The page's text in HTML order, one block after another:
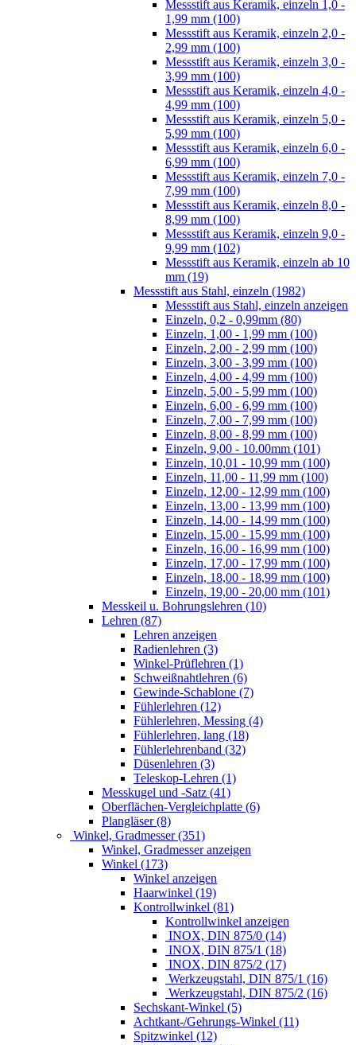
Messstift aus Keramik, einzeln 1,0 -
1,99 mm (100)
Messstift aus Keramik, einzeln 2,0 -
2,99 mm (100)
Messstift aus Keramik, einzeln 3,0 -
3,99 mm (100)
Messstift aus Keramik, einzeln 4,0 -
4,99 mm (100)
Messstift aus Keramik, einzeln 5,0 -
5,99 mm (100)
Messstift aus Keramik, einzeln 6,0 -
6,99 mm (100)
Messstift aus Keramik, einzeln 7,0 -
7,99 mm (100)
Messstift aus Keramik, einzeln 8,0 -
8,99 mm (100)
Messstift aus Keramik, einzeln 9,0 -
9,99 mm (102)
Messstift aus Keramik, einzeln ab 10
mm (19)
Messstift aus Stahl, einzeln (1982)
Messstift aus Stahl, einzeln anzeigen
Einzeln, 0,2 - 0,99mm (80)
Einzeln, 1,00 - 1,99 mm (100)
Einzeln, 2,00 - 2,99 mm (100)
Einzeln, 3,00 - 3,99 mm (100)
Einzeln, 4,00 - 4,99 mm (100)
Einzeln, 5,00 - 5,99 mm (100)
Einzeln, 6,00 - 6,99 mm (100)
Einzeln, 7,00 - 7,99 mm (100)
Einzeln, 8,00 - 8,99 mm (100)
Einzeln, 9,00 - 10.00mm (101)
Einzeln, 10,01 - 10,99 mm (100)
Einzeln, 11,00 - 11,99 mm (100)
Einzeln, 12,00 - 12,99 mm (100)
Einzeln, 13,00 - 13,99 mm (100)
Einzeln, 14,00 - 14,99 mm (100)
Einzeln, 15,00 - 15,99 mm (100)
Einzeln, 16,00 - 16,99 mm (100)
Einzeln, 17,00 - 17,99 mm (100)
Einzeln, 18,00 - 18,99 mm (100)
Einzeln, 19,00 - 20,00 mm (101)
Messkeil u. Bohrungslehren (10)
Lehren (87)
Lehren anzeigen
Radienlehren (3)
Winkel-Prüflehren (1)
Schweißnahtlehren (6)
Gewinde-Schablone (7)
Fühlerlehren (12)
Fühlerlehren, Messing (4)
Fühlerlehren, lang (18)
Fühlerlehrenband (32)
Düsenlehren (3)
Teleskop-Lehren (1)
Messkugel und -Satz (41)
Oberflächen-Vergleichplatte (6)
Plangläser (8)
Winkel, Gradmesser (351)
Winkel, Gradmesser anzeigen
Winkel (173)
Winkel anzeigen
Haarwinkel (19)
Kontrollwinkel (81)
Kontrollwinkel anzeigen
INOX, DIN 875/0 (14)
INOX, DIN 875/1 (18)
INOX, DIN 875/2 (17)
Werkzeugstahl, DIN 875/1 (16)
Werkzeugstahl, DIN 875/2 (16)
Sechskant-Winkel (5)
Achtkant-/Gehrungs-Winkel (11)
Spitzwinkel (12)